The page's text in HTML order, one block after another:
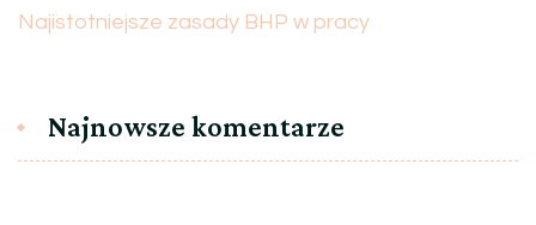
Najistotniejsze zasady BHP w pracy
Najnowsze komentarze